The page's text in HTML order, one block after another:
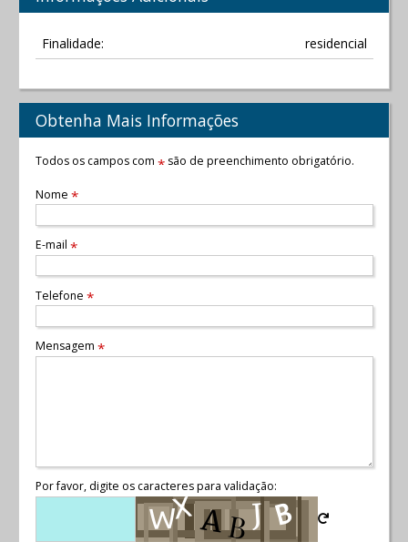
Finalidade: residencial
Obtenha Mais Informações
Todos os campos com *são de preenchimento obrigatório.
Nome *
E-mail *
Telefone *
Mensagem *
Por favor, digite os caracteres para validação: